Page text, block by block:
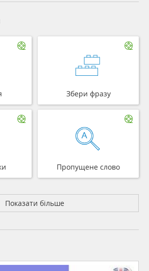
Збери фразу
Пропущене слово
Показати більше